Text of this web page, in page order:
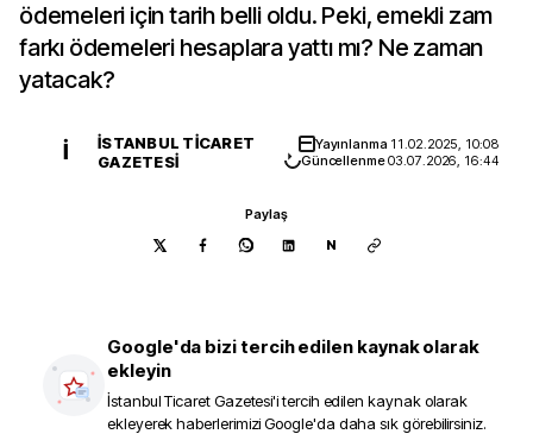
ödemeleri için tarih belli oldu. Peki, emekli zam
farkı ödemeleri hesaplara yattı mı? Ne zaman
yatacak?
İ
İSTANBUL TICARET
GAZETESI
Yayınlanma 11.02.2025, 10:08
Güncellenme03.07.2026, 16:44
Paylaş
N
Google'da bizi tercih edilen kaynak olarak
ekleyin
İstanbul Ticaret Gazetesi'i tercih edilen kaynak olarak
ekleyerek haberlerimizi Google'da daha sık görebilirsiniz.